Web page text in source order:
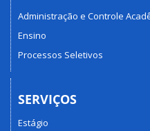
Administração e Controle
Ensino
Processos Seletivos
SERVIÇOS
Estágio